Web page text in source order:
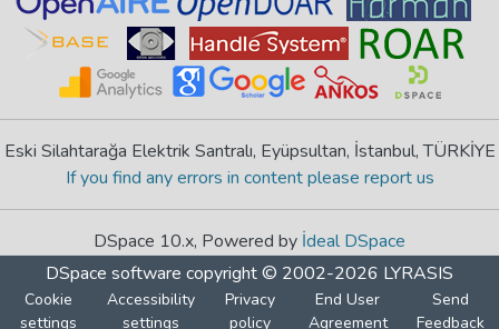
Eski Silahtarağa Elektrik Santralı, Eyüpsultan, İstanbul, TÜRKİYE
If you find any errors in content please report us
DSpace 10.x, Powered by İdeal DSpace
DSpace software copyright © 2002-2026 LYRASIS
Cookie
settings
Accessibility
settings
Privacy
policy
End User
Agreement
Send
Feedback